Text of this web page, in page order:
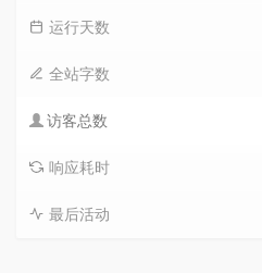
运行天数
全站字数
访客总数
响应耗时
最后活动